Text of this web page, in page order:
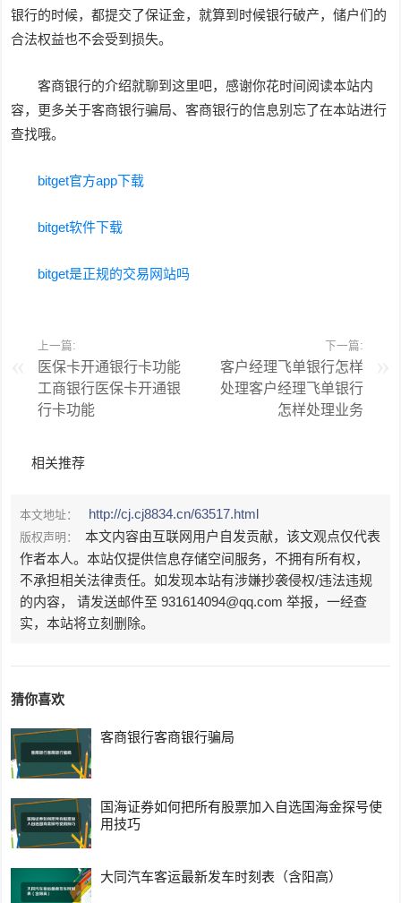
银行的时候，都提交了保证金，就算到时候银行破产，储户们的
合法权益也不会受到损失。
客商银行的介绍就聊到这里吧，感谢你花时间阅读本站内
容，更多关于客商银行骗局、客商银行的信息别忘了在本站进行
查找哦。
bitget官方app下载
bitget软件下载
bitget是正规的交易网站吗
上一篇:
医保卡开通银行卡功能
工商银行医保卡开通银
行卡功能
下一篇:
客户经理飞单银行怎样
处理客户经理飞单银行
怎样处理业务
相关推荐
本文地址： http://cj.cj8834.cn/63517.html
版权声明：
本文内容由互联网用户自发贡献，该文观点仅代表
作者本人。本站仅提供信息存储空间服务，不拥有所有权，
不承担相关法律责任。如发现本站有涉嫌抄袭侵权/违法违规
的内容， 请发送邮件至 931614094@qq.com 举报，一经查
实，本站将立刻删除。
猜你喜欢
客商银行客商银行骗局
国海证券如何把所有股票加入自选国海金探号使
用技巧
大同汽车客运最新发车时刻表（含阳高）